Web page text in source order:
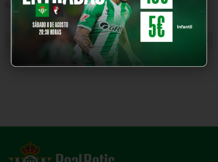
Relacionado con renovación, Rubén De Sá
« NOTICIA ANTERIOR NOTICIA SIGUIENTE »